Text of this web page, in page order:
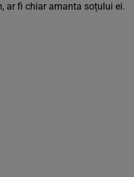
ar fi chiar amanta soțului ei.